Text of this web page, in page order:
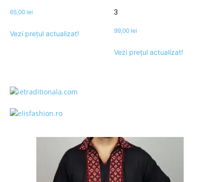
65,00 lei
Vezi prețul actualizat!
3
99,00 lei
Vezi prețul actualizat!